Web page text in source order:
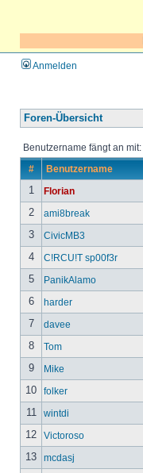
Anmelden
Foren-Übersicht
Benutzername fängt an mit:
# Benutzername
1 Florian
2 ami8break
3 CivicMB3
4 C!RCU!T sp00f3r
5 PanikAlamo
6 harder
7 davee
8 Tom
9 Mike
10 folker
11 wintdi
12 Victoroso
13 mcdasj